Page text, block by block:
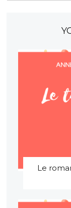
Le